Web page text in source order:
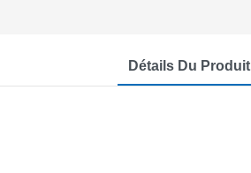
Détails Du Produit